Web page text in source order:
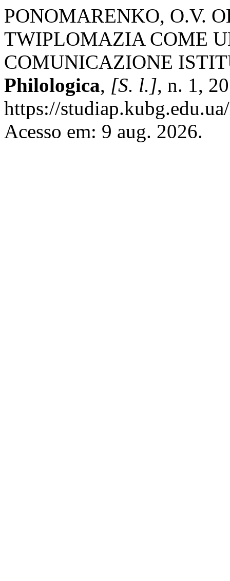
PONOMARENKO, O.V.
TWIPLOMAZIA COME
COMUNICAZIONE
Philologica, [S. l.], n. 1,
https://
Acesso em: 9 aug. 2026.